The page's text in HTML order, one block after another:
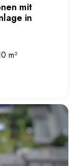
mit
in
m²